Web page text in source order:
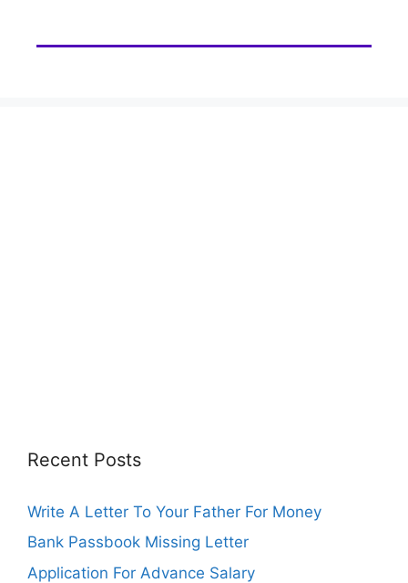
Recent Posts
Write A Letter To Your Father For Money
Bank Passbook Missing Letter
Application For Advance Salary